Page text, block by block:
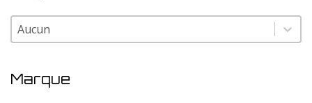
Pays
Pays
Marque